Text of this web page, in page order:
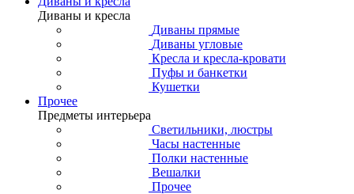
Диваны и кресла
Диваны прямые
Диваны угловые
Кресла и кресла-кровати
Пуфы и банкетки
Кушетки
Прочее
Предметы интерьера
Светильники, люстры
Часы настенные
Полки настенные
Вешалки
Прочее